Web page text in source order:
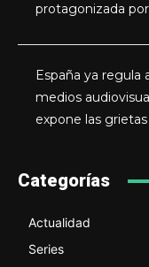
protagonizada
España ya regula
medios
expone las
Categorías
Actualidad
Series